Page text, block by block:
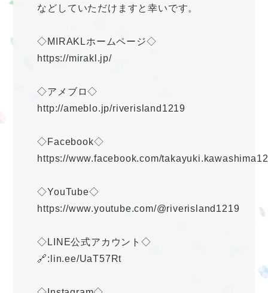
などしていただけますと幸いです。
◇MIRAKLホームページ◇
https://mirakl.jp/
◇アメブロ◇
http://ameblo.jp/riverisland1219
◇Facebook◇
https://www.facebook.com/
◇YouTube◇
https://www.youtube.com/@riverisland1219
◇LINE公式アカウント◇
🔗:lin.ee/UaT57Rt